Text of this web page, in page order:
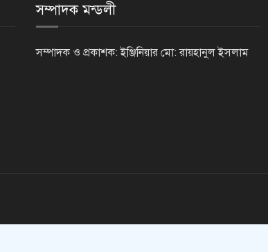
সম্পাদক মন্ডলী
সম্পাদক ও প্রকাশক: ইঞ্জিনিয়ার মো: রায়হানুল ইসলাম